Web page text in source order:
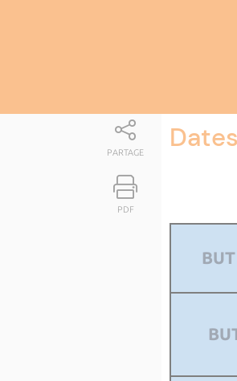
PARTAGE
PDF